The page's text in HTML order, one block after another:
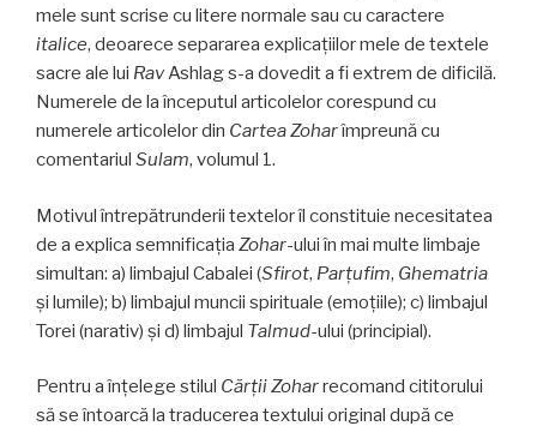
mele sunt scrise cu litere normale sau cu caractere
italice, deoarece separarea explicaţiilor mele de textele
sacre ale lui RavAshlag s-a dovedit a fi extrem de dificilă.
Numerele de la începutul articolelor corespund cu
numerele articolelor din Cartea Zoharîmpreună cu
comentariul Sulam, volumul 1.
Motivul întrepătrunderii textelor îl constituie necesitatea
de a explica semnificaţia Zohar-ului în mai multe limbaje
simultan: a) limbajul Cabalei (Sfirot, Parţufim, Ghematria
şi lumile); b) limbajul muncii spirituale (emoţiile); c) limbajul
Torei (narativ) şi d) limbajul Talmud-ului (principial).
Pentru a înţelege stilul Cărţii Zoharrecomand cititorului
să se întoarcă la traducerea textului original după ce